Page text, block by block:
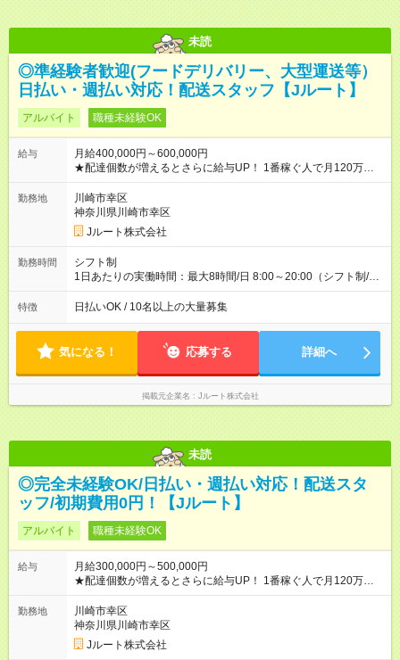
未読
◎準経験者歓迎(フードデリバリー、大型運送等）
日払い・週払い対応！配送スタッフ【Jルート】
アルバイト 職種未経験OK
給与
月給400,000円～600,000円
★配達個数が増えるとさらに給与UP！ 1番稼ぐ人で月120万ほ
ど！ ・主要都市エリア 月収55万円／週5日稼働 月収65万~112
万円／週6日稼働 ・地方郊外エリア 月収40万円／週5日稼働 月
収40万円~50万円／週6日稼働 ＜モデルイメージ＞ ■月収50万
円 (27歳男性/江東区在住)※元建築関係 1日150個配達×25日勤務
(日休み) ■月収80万円(43歳男性/墨田区在住)※元営業 1日200個
勤務地
川崎市幸区
神奈川県川崎市幸区
Jルート株式会社
勤務時間
シフト制
1日あたりの実働時間：最大8時間/日 8:00～20:00（シフト制/実
働8時間） ※週5日勤務（場所次第では週4も有り） ※配達状況に
よって時間外での勤務可能性有り ※案件により多少の前後あり
特徴 日払いOK / 10名以上の大量募集
気になる！ 応募する 詳細へ
掲載元企業名 Jルート株式会社
未読
◎完全未経験OK/日払い・週払い対応！配送スタ
ッフ/初期費用0円！【Jルート】
アルバイト 職種未経験OK
給与
月給300,000円～500,000円
★配達個数が増えるとさらに給与UP！ 1番稼ぐ人で月120万ほ
ど！ ・主要都市エリア 月収55万円／週5日稼働 月収65万~112
万円／週6日稼働 ・地方郊外エリア 月収40万円／週5日稼働 月
収40万円~50万円／週6日稼働 ＜モデルイメージ＞ ■月収50万
円 (27歳男性/江東区在住)※元建築関係 1日150個配達×25日勤務
(日休み) ■月収80万円(43歳男性/墨田区在住)※元営業 1日200個
勤務地
川崎市幸区
神奈川県川崎市幸区
Jルート株式会社